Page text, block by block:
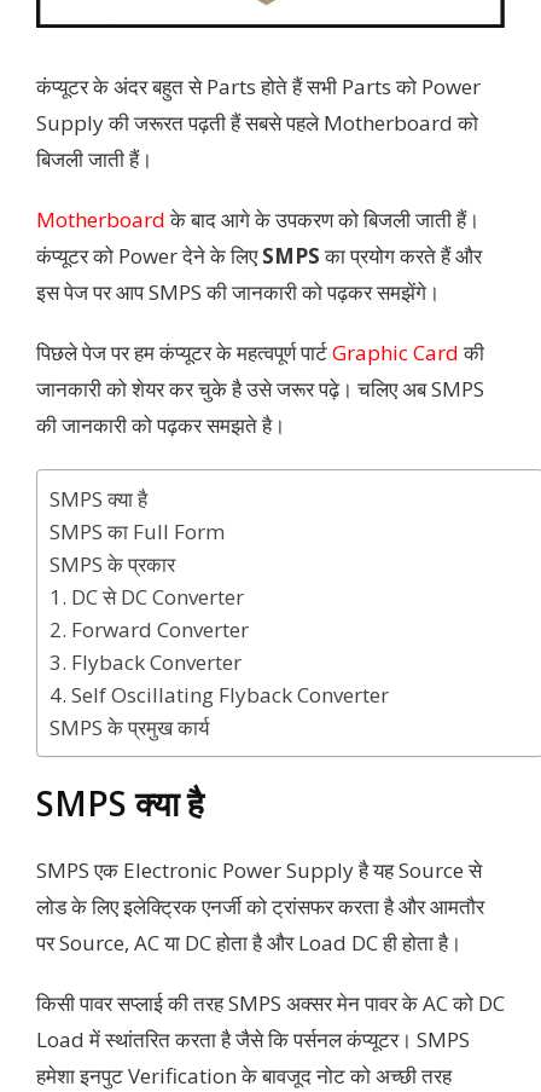
कंप्यूटर के अंदर बहुत से Parts होते हैं सभी Parts को Power
Supply की जरूरत पढ़ती हैं सबसे पहले Motherboard को
बिजली जाती हैं।
Motherboardके बाद आगे के उपकरण को बिजली जाती हैं।
कंप्यूटर को Power देने के लिएSMPSका प्रयोग करते हैं और
इस पेज पर आप SMPS की जानकारी को पढ़कर समझेंगे।
पिछले पेज पर हम कंप्यूटर के महत्वपूर्ण पार्टGraphic Cardकी
जानकारी को शेयर कर चुके है उसे जरूर पढ़े। चलिए अब SMPS
की जानकारी को पढ़कर समझते है।
SMPS क्या है
SMPS का Full Form
SMPS के प्रकार
1. DC से DC Converter
2. Forward Converter
3. Flyback Converter
4. Self Oscillating Flyback Converter
SMPS के प्रमुख कार्य
SMPS क्या है
SMPS एक Electronic Power Supply है यह Source से
लोड के लिए इलेक्ट्रिक एनर्जी को ट्रांसफर करता है और आमतौर
पर Source, AC या DC होता है और Load DC ही होता है।
किसी पावर सप्लाई की तरह SMPS अक्सर मेन पावर के AC को DC
Load में स्थांतरित करता है जैसे कि पर्सनल कंप्यूटर। SMPS
हमेशा इनपुट Verification के बावजूद नोट को अच्छी तरह